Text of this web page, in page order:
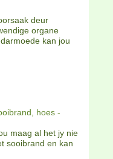
deur
organe
kan jou
hoes -
maag al het jy nie
sooibrand en kan